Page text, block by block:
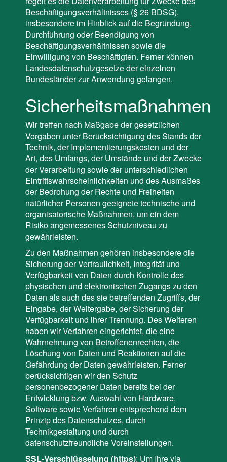
Beschäftigungsverhältnisses (§ 26 BDSG),
insbesondere im Hinblick auf die Begründung,
Durchführung oder Beendigung von
Beschäftigungsverhältnissen sowie die
Einwilligung von Beschäftigten. Ferner können
Landesdatenschutzgesetze der einzelnen
Bundesländer zur Anwendung gelangen.
Sicherheitsmaßnahmen
Wir treffen nach Maßgabe der gesetzlichen
Vorgaben unter Berücksichtigung des Stands der
Technik, der Implementierungskosten und der
Art, des Umfangs, der Umstände und der Zwecke
der Verarbeitung sowie der unterschiedlichen
Eintrittswahrscheinlichkeiten und des Ausmaßes
der Bedrohung der Rechte und Freiheiten
natürlicher Personen geeignete technische und
organisatorische Maßnahmen, um ein dem
Risiko angemessenes Schutzniveau zu
gewährleisten.
Zu den Maßnahmen gehören insbesondere die
Sicherung der Vertraulichkeit, Integrität und
Verfügbarkeit von Daten durch Kontrolle des
physischen und elektronischen Zugangs zu den
Daten als auch des sie betreffenden Zugriffs, der
Eingabe, der Weitergabe, der Sicherung der
Verfügbarkeit und ihrer Trennung. Des Weiteren
haben wir Verfahren eingerichtet, die eine
Wahrnehmung von Betroffenenrechten, die
Löschung von Daten und Reaktionen auf die
Gefährdung der Daten gewährleisten. Ferner
berücksichtigen wir den Schutz
personenbezogener Daten bereits bei der
Entwicklung bzw. Auswahl von Hardware,
Software sowie Verfahren entsprechend dem
Prinzip des Datenschutzes, durch
Technikgestaltung und durch
datenschutzfreundliche Voreinstellungen.
SSL-Verschlüsselung (https): Um Ihre via